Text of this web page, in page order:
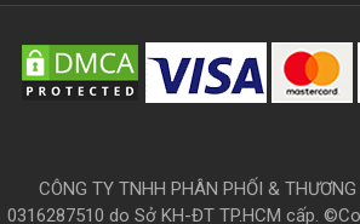
CÔNG TY TNHH PHÂN PHỐI &
0316287510 do Sở KH-ĐT TP.HCM cấp.